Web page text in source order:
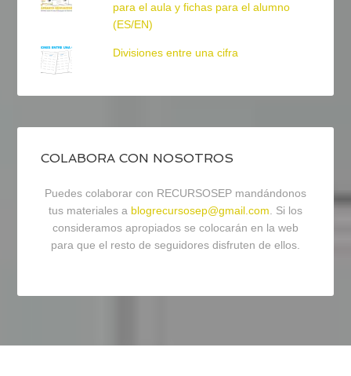
para el aula y fichas para el alumno
(ES/EN)
Divisiones entre una cifra
COLABORA CON NOSOTROS
Puedes colaborar con RECURSOSEP mandándonos
tus materiales a blogrecursosep@gmail.com. Si los
consideramos apropiados se colocarán en la web
para que el resto de seguidores disfruten de ellos.